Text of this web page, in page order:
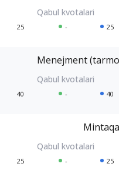
25 - 25
Menejment
40 - 40
25 - 25